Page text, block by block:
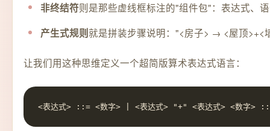
非终结符则是那些虚线框标注的"组件包"：表达式、
产生式规则就是拼装步骤说明："<房子> → <屋顶>+<
让我们用这种思维定义一个超简版算术表达式语言：
<表达式> ::= <数字> | <表达式> "+" <表达式